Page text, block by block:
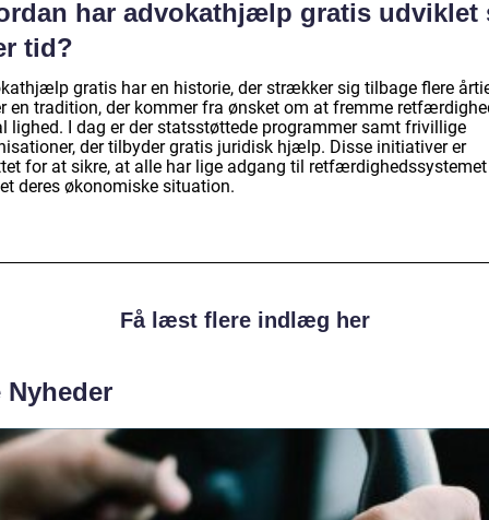
har advokathjælp gratis udviklet
tid?
gratis har en historie, der strækker sig tilbage flere
en tradition, der kommer fra ønsket om at fremme
lighed. I dag er der statsstøttede programmer samt frivillige
der tilbyder gratis juridisk hjælp. Disse initiativer er
for at sikre, at alle har lige adgang til retfærdighedssystemet
deres økonomiske situation.
Få læst flere indlæg her
Nyheder